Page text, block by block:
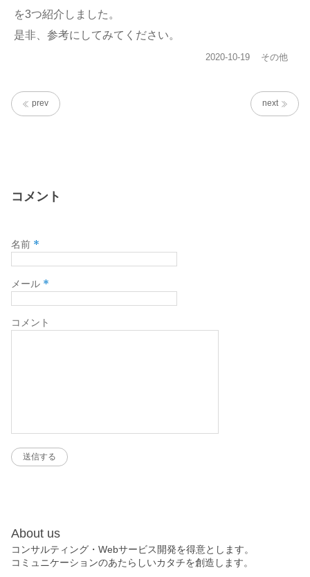
を3つ紹介しました。
是非、参考にしてみてください。
投
2020-10-19
カ
リ
ー
その他
prev next
コメント
コメント
名前 *
メール *
About us
コンサルティング・Webサービス開発を得意とします。
コミュニケーションのあたらしいカタチを創造します。